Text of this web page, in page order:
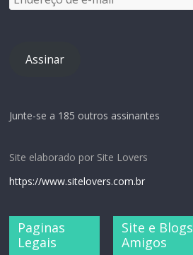
Assinar
Junte-se a 185 outros assinantes
Site elaborado por Site Lovers
https://www.sitelovers.com.br
Paginas
Legais
Site e Blogs
Amigos